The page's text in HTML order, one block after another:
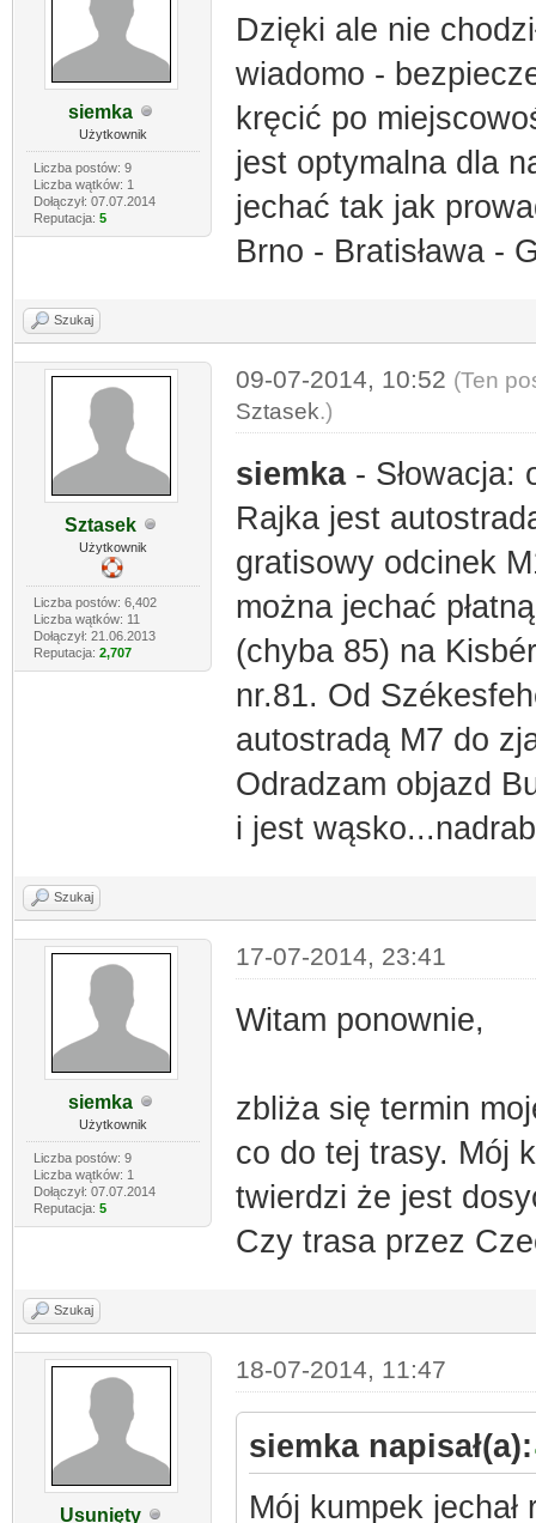
siemka
Użytkownik
Liczba postów: 9
Liczba wątków: 1
Dołączył: 07.07.2014
Reputacja: 5
Dzięki ale nie
wiadomo -
kręcić po
jest optymalna dla
jechać tak jak
Brno - Bratisława -
Szukaj
Sztasek
Użytkownik
Liczba postów: 6,402
Liczba wątków: 11
Dołączył: 21.06.2013
Reputacja: 2,707
09-07-2014, 10:52 (Ten
Sztasek.)
siemka- Słowacja:
Rajka jest
gratisowy odcinek
można jechać
(chyba 85) na
nr.81. Od
autostradą M7 do
Odradzam objazd
i jest
Szukaj
siemka
Użytkownik
Liczba postów: 9
Liczba wątków: 1
Dołączył: 07.07.2014
Reputacja: 5
17-07-2014, 23:41
Witam ponownie,
zbliża się termin
co do tej trasy. Mój
twierdzi że jest
Czy trasa przez
Szukaj
Usunięty
18-07-2014, 11:47
siemka napisał(a):
Mój kumpek